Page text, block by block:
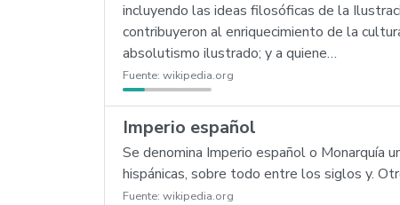
incluyendo las ideas filosóficas de la
contribuyeron al enriquecimiento de la
absolutismo ilustrado; y a quiene…
Fuente: wikipedia.org
Imperio español
Se denomina Imperio español o Monarquía
hispánicas, sobre todo entre los siglos y.
Fuente: wikipedia.org